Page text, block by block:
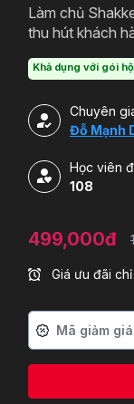
Làm chủ
thu hút khách
Khả dụng với gói
Chuyên
Đỗ Mạnh
Học viên
108
499,000đ
Giá ưu đãi